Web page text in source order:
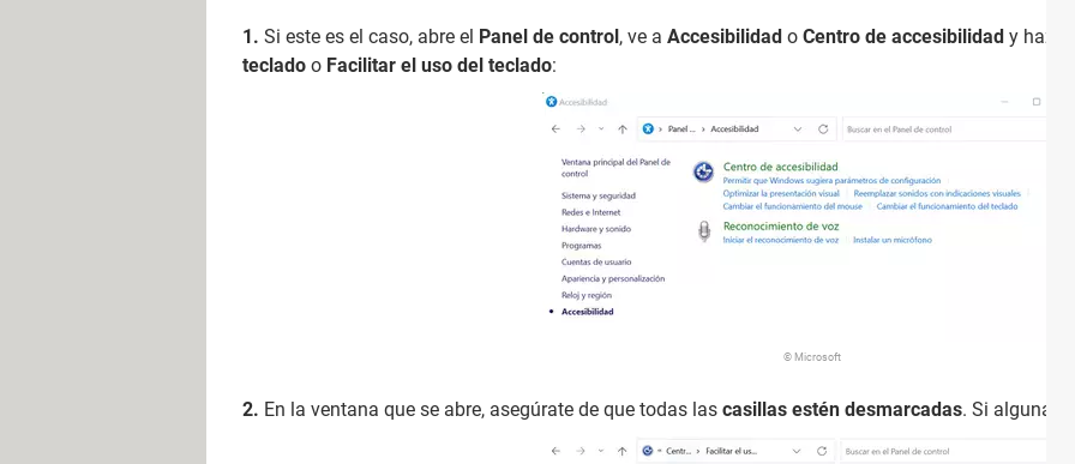
Si este es el caso, abre el Panel de control, ve a Accesibilidad o Centro de accesibilidad y haz
teclado o Facilitar el uso del teclado:
© Microsoft
En la ventana que se abre, asegúrate de que todas las casillas estén desmarcadas. Si alguna